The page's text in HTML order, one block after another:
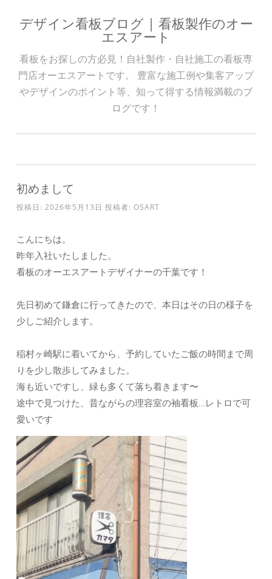
コンテンツへスキップ
デザイン看板ブログ | 看板製作のオー
エスアート
看板をお探しの方必見！自社製作・自社施工の看板専
門店オーエスアートです。 豊富な施工例や集客アップ
やデザインのポイント等、知って得する情報満載のブ
ログです！
初めまして
投稿日: 2026年5月13日 投稿者: OSART
こんにちは。
昨年入社いたしました。
看板のオーエスアートデザイナーの千葉です！
先日初めて鎌倉に行ってきたので、本日はその日の様子を
少しご紹介します。
稲村ヶ崎駅に着いてから、予約していたご飯の時間まで周
りを少し散歩してみました。
海も近いですし、緑も多くて落ち着きます〜
途中で見つけた、昔ながらの理容室の袖看板…レトロで可
愛いです